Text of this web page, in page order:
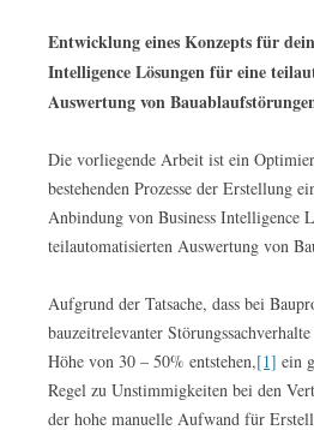
Entwicklung eines Konzepts für
Intelligence Lösungen für eine
Auswertung von
Die vorliegende Arbeit ist ein
bestehenden Prozesse der Erstellung
Anbindung von Business Intelligence
teilautomatisierten Auswertung von
Aufgrund der Tatsache, dass bei
bauzeitrelevanter
Höhe von 30 – 50% entstehen,[1] ein
Regel zu Unstimmigkeiten bei den
der hohe manuelle Aufwand für